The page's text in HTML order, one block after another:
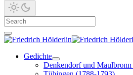
Gedichte
Denkendorf und